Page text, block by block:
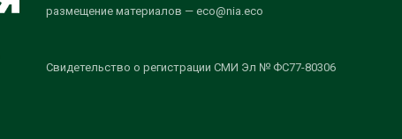
размещение материалов — eco@nia.eco
Свидетельство о регистрации СМИ Эл № ФС77-80306